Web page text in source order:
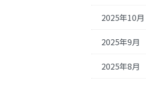
2025年10月
2025年9月
2025年8月